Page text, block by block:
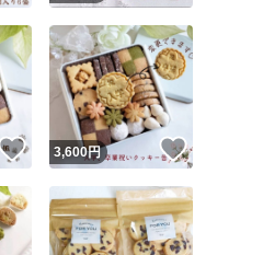
いいね！
3,600円 いいね！